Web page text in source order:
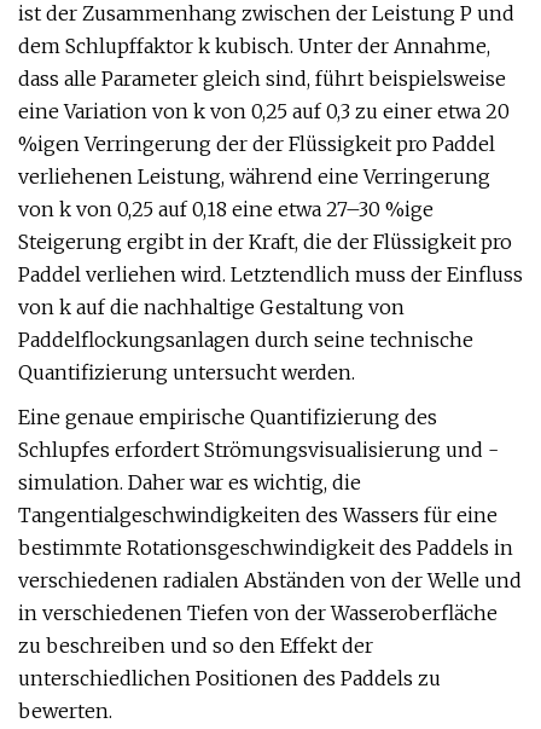
ist der Zusammenhang zwischen der Leistung P und
dem Schlupffaktor k kubisch. Unter der Annahme,
dass alle Parameter gleich sind, führt beispielsweise
eine Variation von k von 0,25 auf 0,3 zu einer etwa 20
%igen Verringerung der der Flüssigkeit pro Paddel
verliehenen Leistung, während eine Verringerung
von k von 0,25 auf 0,18 eine etwa 27–30 %ige
Steigerung ergibt in der Kraft, die der Flüssigkeit pro
Paddel verliehen wird. Letztendlich muss der Einfluss
von k auf die nachhaltige Gestaltung von
Paddelflockungsanlagen durch seine technische
Quantifizierung untersucht werden.
Eine genaue empirische Quantifizierung des
Schlupfes erfordert Strömungsvisualisierung und -
simulation. Daher war es wichtig, die
Tangentialgeschwindigkeiten des Wassers für eine
bestimmte Rotationsgeschwindigkeit des Paddels in
verschiedenen radialen Abständen von der Welle und
in verschiedenen Tiefen von der Wasseroberfläche
zu beschreiben und so den Effekt der
unterschiedlichen Positionen des Paddels zu
bewerten.